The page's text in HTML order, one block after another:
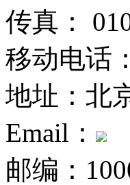
传真：
移动电话
地址：北
Email：
邮编：